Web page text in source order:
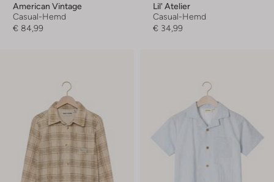
American Vintage
Casual-Hemd
€ 84,99
Lil' Atelier
Casual-Hemd
€ 34,99